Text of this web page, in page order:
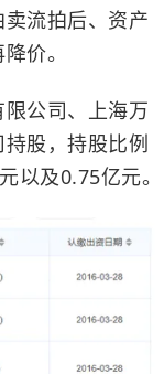
流拍后、资产
价。
公司、上海万
股，持股比例
以及0.75亿元。